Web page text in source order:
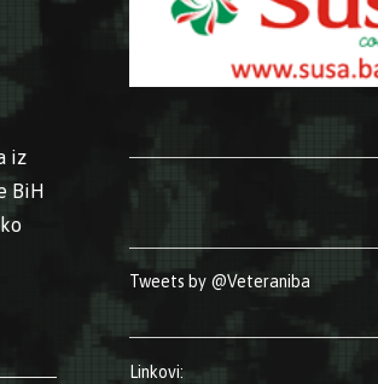
iz
BiH
i Like u operaciji Oluja”
Tweets by @Veteraniba
Linkovi: